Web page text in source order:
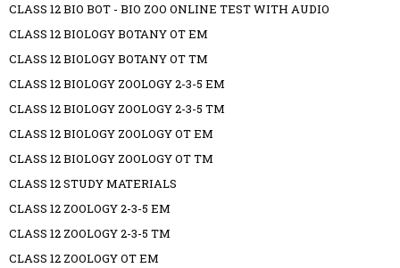
CLASS 12 BIO BOT - BIO ZOO ONLINE TEST WITH AUDIO
CLASS 12 BIOLOGY BOTANY OT EM
CLASS 12 BIOLOGY BOTANY OT TM
CLASS 12 BIOLOGY ZOOLOGY 2-3-5 EM
CLASS 12 BIOLOGY ZOOLOGY 2-3-5 TM
CLASS 12 BIOLOGY ZOOLOGY OT EM
CLASS 12 BIOLOGY ZOOLOGY OT TM
CLASS 12 STUDY MATERIALS
CLASS 12 ZOOLOGY 2-3-5 EM
CLASS 12 ZOOLOGY 2-3-5 TM
CLASS 12 ZOOLOGY OT EM